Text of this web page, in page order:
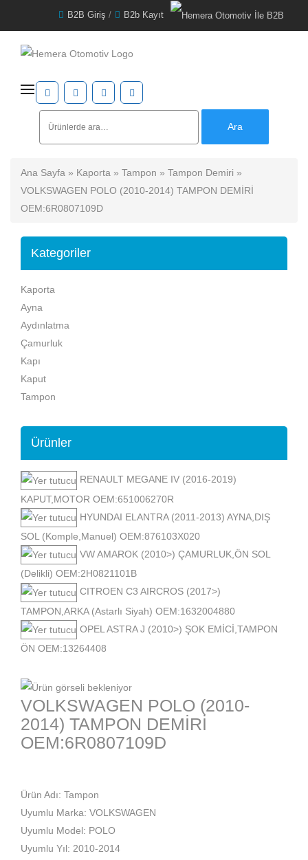
B2B Giriş / B2b Kayıt
Ara
Ana Sayfa » Kaporta » Tampon » Tampon Demiri »
VOLKSWAGEN POLO (2010-2014) TAMPON DEMİRİ
OEM:6R0807109D
Kategoriler
Kaporta
Ayna
Aydınlatma
Çamurluk
Kapı
Kaput
Tampon
Ürünler
RENAULT MEGANE IV (2016-2019)
KAPUT,MOTOR OEM:651006270R
HYUNDAI ELANTRA (2011-2013) AYNA,DIŞ
SOL (Komple,Manuel) OEM:876103X020
VW AMAROK (2010>) ÇAMURLUK,ÖN SOL
(Delikli) OEM:2H0821101B
CITROEN C3 AIRCROS (2017>)
TAMPON,ARKA (Astarlı Siyah) OEM:1632004880
OPEL ASTRA J (2010>) ŞOK EMİCİ,TAMPON
ÖN OEM:13264408
VOLKSWAGEN POLO (2010-
2014) TAMPON DEMİRİ
OEM:6R0807109D
Ürün Adı: Tampon
Uyumlu Marka: VOLKSWAGEN
Uyumlu Model: POLO
Uyumlu Yıl: 2010-2014